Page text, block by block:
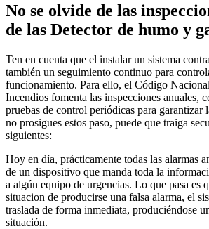
No se olvide de las
de las Detector de humo y
Ten en cuenta que el instalar un sistema
también un seguimiento continuo para
funcionamiento. Para ello, el Código
Incendios fomenta las inspecciones anuales,
pruebas de control periódicas para garantizar
no prosigues estos paso, puede que traiga
siguientes:
Hoy en día, prácticamente todas las alarmas
de un dispositivo que manda toda la
a algún equipo de urgencias. Lo que pasa es
situacion de producirse una falsa alarma, el
traslada de forma inmediata, produciéndose
situación.